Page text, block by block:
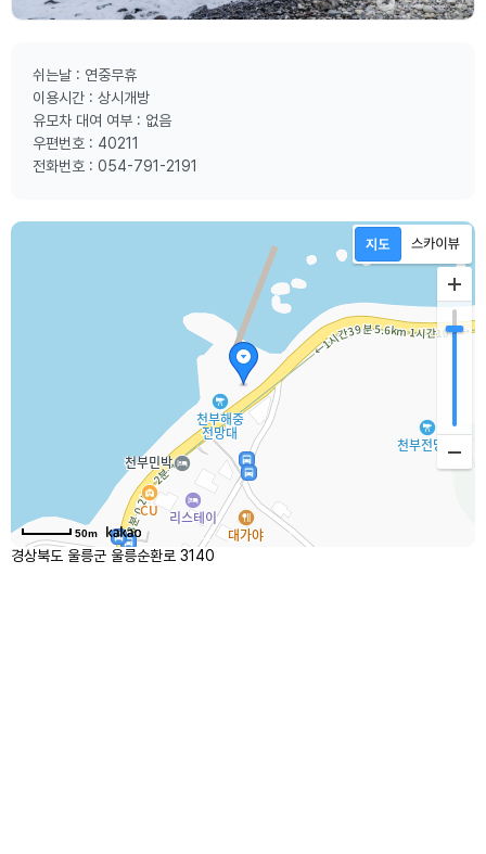
쉬는날 : 연중무휴
이용시간 : 상시개방
유모차 대여 여부 : 없음
우편번호 : 40211
전화번호 : 054-791-2191
50m
경상북도 울릉군 울릉순환로 3140